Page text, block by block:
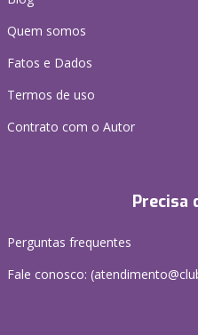
Quem somos
Fatos e Dados
Termos de uso
Contrato com o Autor
Precisa
Perguntas frequentes
Fale conosco: